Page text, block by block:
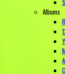
Albums